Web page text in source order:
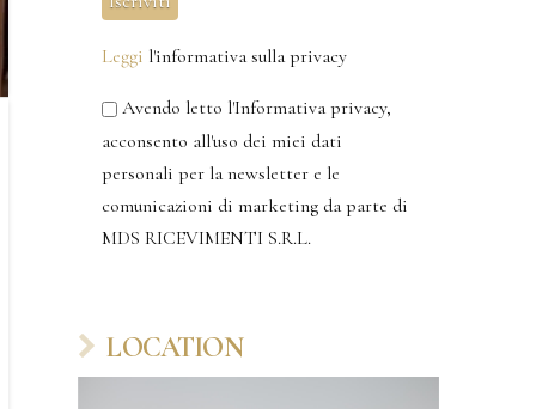
Leggi l'informativa sulla privacy
Avendo letto l'Informativa privacy,
acconsento all'uso dei miei dati
personali per la newsletter e le
comunicazioni di marketing da parte di
MDS RICEVIMENTI S.R.L.
LOCATION